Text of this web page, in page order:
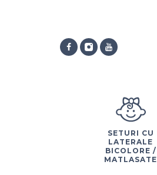
SETURI CU
LATERALE
BICOLORE /
MATLASATE